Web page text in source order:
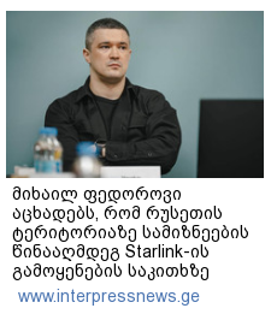
მიხაილ ფედოროვი
აცხადებს, რომ რუსეთის
ტერიტორიაზე სამიზნეების
წინააღმდეგ Starlink-ის
გამოყენების საკითხზე
ილონ მასკთან
მოლაპარაკებებს
www.interpressnews.ge